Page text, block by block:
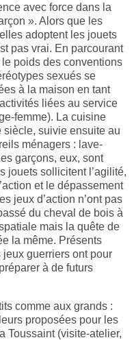
avec force dans la
». Alors que les
adoptent les jouets
pas vrai. En parcourant
poids des conventions
sexués se
à la maison en tant
liées au service
femme). La cuisine
siècle, suivie ensuite au
ménagers : lave-
garçons, eux, sont
jouets sollicitent l’agilité,
et le dépassement
jeux d’action n’ont pas
du cheval de bois à
mais la quête de
la même. Présents
guerriers ont pour
à de futurs
comme aux grands :
proposées pour les
Toussaint (visite-atelier,